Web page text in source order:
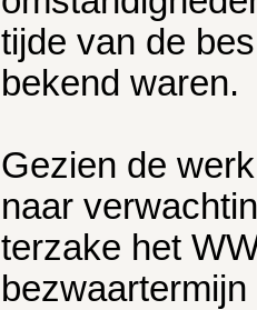
tijde van de
bekend waren.
Gezien de
naar
terzake het